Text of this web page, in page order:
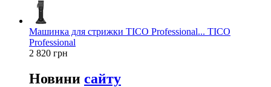
Машинка для стрижки TICO Professional... TICO
Professional
2 820 грн
Новини сайту